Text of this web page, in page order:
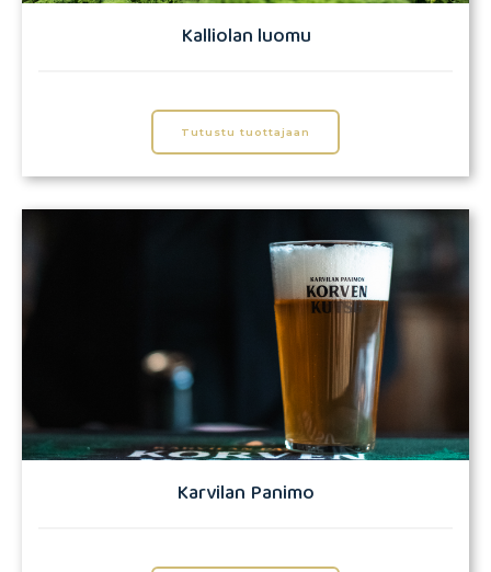
Kalliolan luomu
Tutustu tuottajaan
Karvilan Panimo